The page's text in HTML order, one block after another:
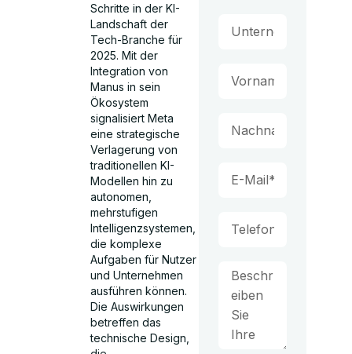
Schritte in der KI-
Landschaft der
Tech-Branche für
2025. Mit der
Integration von
Manus in sein
Ökosystem
signalisiert Meta
eine strategische
Verlagerung von
traditionellen KI-
Modellen hin zu
autonomen,
mehrstufigen
Intelligenzsystemen,
die komplexe
Aufgaben für Nutzer
und Unternehmen
ausführen können.
Die Auswirkungen
betreffen das
technische Design,